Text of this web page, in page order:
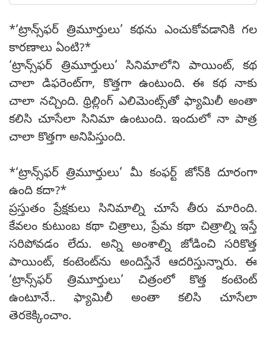
*‘ట్రాన్స్‌ఫర్ త్రిమూర్తులు’ కథను ఎంచుకోవడానికి గల
కారణాలు ఏంటి?*
‘ట్రాన్స్‌ఫర్ త్రిమూర్తులు’ సినిమాలోని పాయింట్, కథ
చాలా డిఫరెంట్‌గా, కొత్తగా ఉంటుంది. ఈ కథ నాకు
చాలా నచ్చింది. థ్రిల్లింగ్ ఎలిమెంట్స్‌తో ఫ్యామిలీ అంతా
కలిసి చూసేలా సినిమా ఉంటుంది. ఇందులో నా పాత్ర
చాలా కొత్తగా అనిపిస్తుంది.
*‘ట్రాన్స్‌ఫర్ త్రిమూర్తులు’ మీ కంఫర్ట్ జోన్‌కి దూరంగా
ఉంది కదా?*
ప్రస్తుతం ప్రేక్షకులు సినిమాల్ని చూసే తీరు మారింది.
కేవలం కుటుంబ కథా చిత్రాలు, ప్రేమ కథా చిత్రాల్ని ఇస్తే
సరిపోవడం లేదు. అన్ని అంశాల్ని జోడించి సరికొత్త
పాయింట్, కంటెంట్‌ను అందిస్తేనే ఆదరిస్తున్నారు. ఈ
‘ట్రాన్స్‌ఫర్ త్రిమూర్తులు’ చిత్రంలో కొత్త కంటెంట్
ఉంటూనే.. ఫ్యామిలీ అంతా కలిసి చూసేలా
తెరకెక్కించాం.